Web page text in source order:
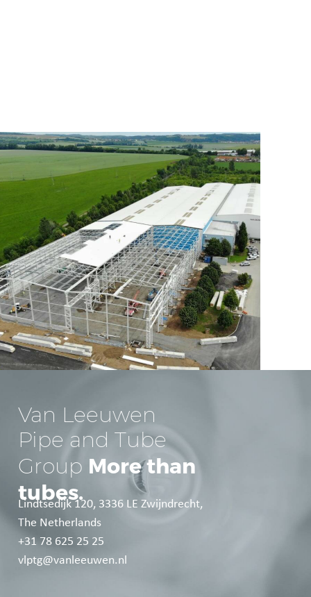
Van Leeuwen
Pipe and Tube
Group More than
tubes.
Lindtsedijk 120, 3336 LE Zwijndrecht,
The Netherlands
+31 78 625 25 25
vlptg@vanleeuwen.nl